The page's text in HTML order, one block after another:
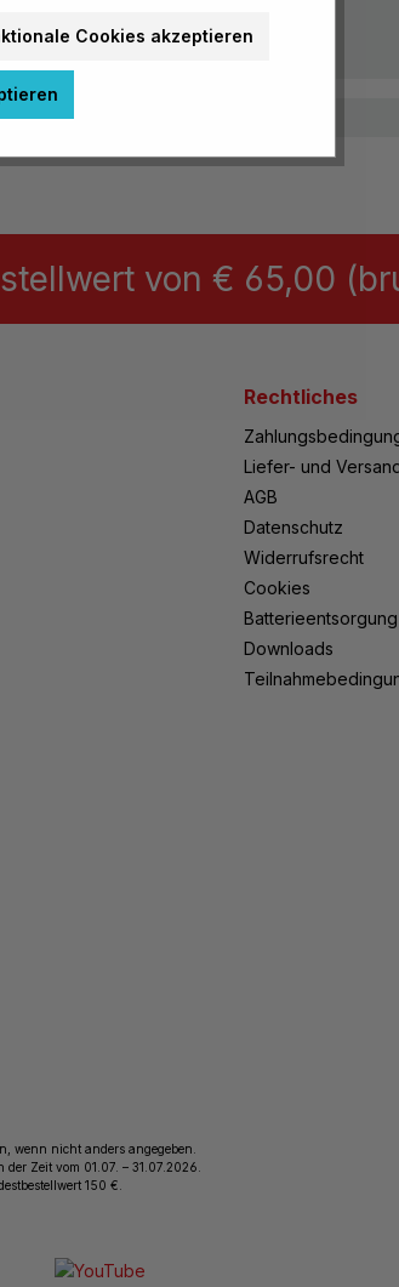
Artikel-Nr.:
von € 65,00
Rechtliches
Liefer- und
AGB
Datenschutz
Widerrufsrecht
Cookies
Batterieentsorgung
Downloads
wenn nicht anders angegeben.
Zeit vom 01.07. – 31.07.2026.
150 €.
Cookies akzeptieren